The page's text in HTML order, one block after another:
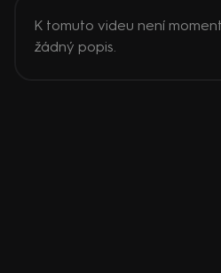
K tomuto videu není
žádný popis.